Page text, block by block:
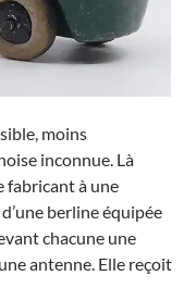
moins
inconnue. Là
fabricant à une
berline équipée
chacune une
antenne. Elle reçoit